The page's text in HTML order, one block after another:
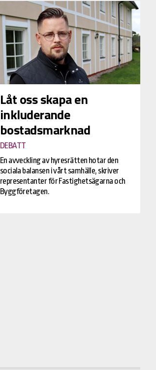
Låt oss skapa en
inkluderande
bostadsmarknad
DEBATT
En avveckling av hyresrätten hotar den
sociala balansen i vårt samhälle, skriver
representanter för Fastighetsägarna och
Byggföretagen.